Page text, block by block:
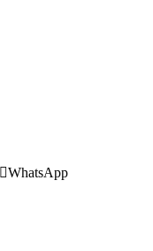
WhatsApp